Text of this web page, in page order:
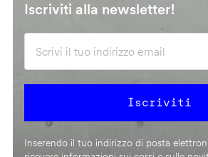
Iscriviti alla newsletter!
Inserendo il tuo indirizzo di posta